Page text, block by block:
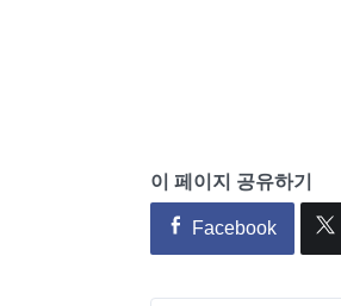
이 페이지 공유하기
Facebook